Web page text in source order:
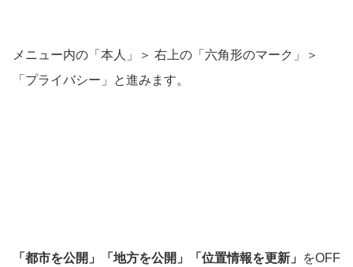
メニュー内の「本人」＞ 右上の「六角形のマーク」＞
「プライバシー」と進みます。
「都市を公開」「地方を公開」「位置情報を更新」
をOFF